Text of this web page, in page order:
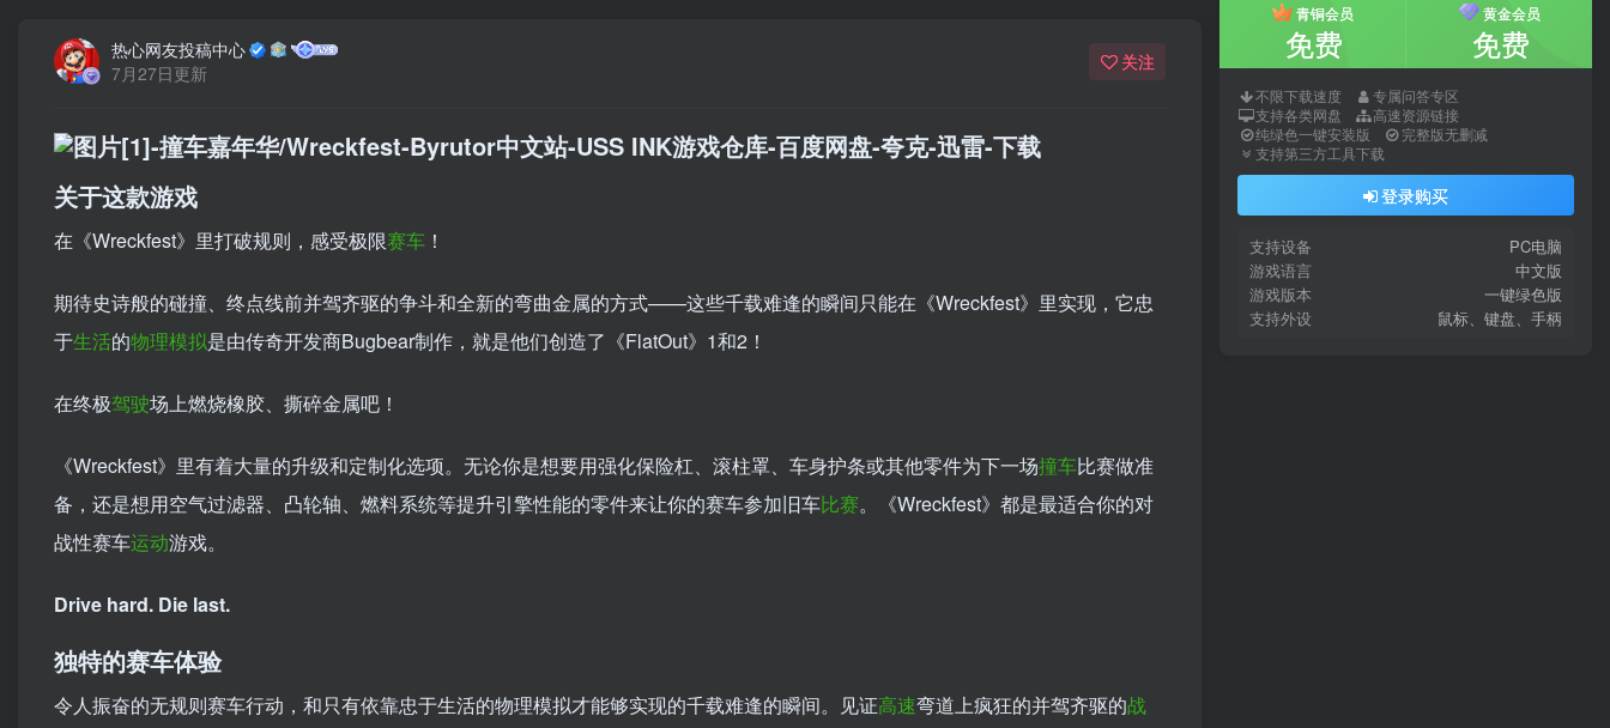
热心网友投稿中心
7月27日更新
关注
关于这款游戏
在《Wreckfest》里打破规则，感受极限赛车 ！
期待史诗般的碰撞、终点线前并驾齐驱的争斗和全新的弯曲金属的方式——这些千载难逢的瞬间只能在《Wreckfest》里实现，它忠
于生活的物理模拟是由传奇开发商Bugbear制作，就是他们创造了《FlatOut》1和2！
在终极驾驶场上燃烧橡胶、撕碎金属吧！
《Wreckfest》里有着大量的升级和定制化选项。无论你是想要用强化保险杠、滚柱罩、车身护条或其他零件为下一场撞车比赛做准
备，还是想用空气过滤器、凸轮轴、燃料系统等提升引擎性能的零件来让你的赛车参加旧车比赛。《Wreckfest》都是最适合你的对
战性赛车运动游戏。
Drive hard. Die last.
独特的赛车体验
令人振奋的无规则赛车行动，和只有依靠忠于生活的物理模拟才能够实现的千载难逢的瞬间。见证高速弯道上疯狂的并驾齐驱的战
青铜会员
免费
黄金会员
免费
不限下载速度
专属问答专区
支持各类网盘
高速资源链接
纯绿色一键安装版
完整版无删减
支持第三方工具下载
登录购买
支持设备
PC电脑
游戏语言
中文版
游戏版本
一键绿色版
支持外设
鼠标、键盘、手柄